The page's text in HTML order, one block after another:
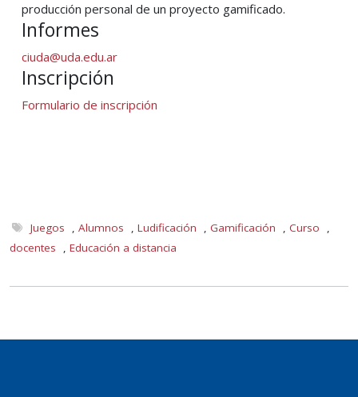
producción personal de un proyecto gamificado.
Informes
ciuda@uda.edu.ar
Inscripción
Formulario de inscripción
Juegos , Alumnos , Ludificación , Gamificación , Curso
,
docentes
, Educación a distancia